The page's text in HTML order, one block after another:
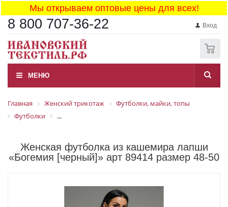
Мы открываем оптовые цены для всех!
8 800 707-36-22 Вход
МЕНЮ
Главная Женский трикотаж
Футболки, майки, топы
Футболки
...
Женская футболка из кашемира лапши
«Богемия [черный]» арт 89414 размер 48-50